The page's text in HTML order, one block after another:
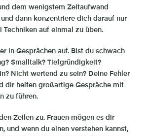
dem wenigstem Zeitaufwand
dann konzentriere dich darauf nur
Techniken auf einmal zu üben.
in Gesprächen auf. Bist du schwach
Smalltalk? Tiefgründigkeit?
Nicht wertend zu sein? Deine Fehler
dir helfen großartige Gespräche mit
zu führen.
Zeilen zu. Frauen mögen es dir
und wenn du einen verstehen kannst,